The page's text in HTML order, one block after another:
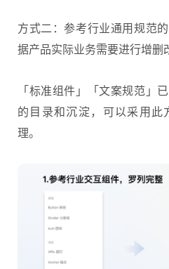
方式二：参考行业通用规范
据产品实际业务需要进行增删
「标准组件」「文案规范」
的目录和沉淀，可以采用
理。